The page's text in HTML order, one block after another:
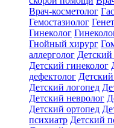
Врач-косметолог
Гемостазиолог
Гинеколог
Гнойный хирург
аллерголог Детский
Детский гинеколог
дефектолог
Детский логопед
Детский невролог
Детский ортопед
психиатр Детский